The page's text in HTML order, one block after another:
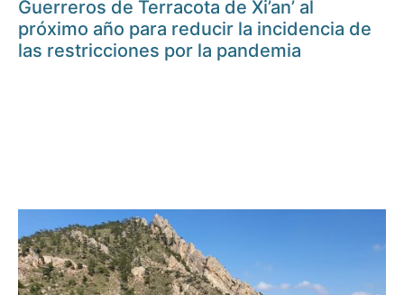
Guerreros de Terracota de Xi’an’ al
próximo año para reducir la incidencia de
las restricciones por la pandemia